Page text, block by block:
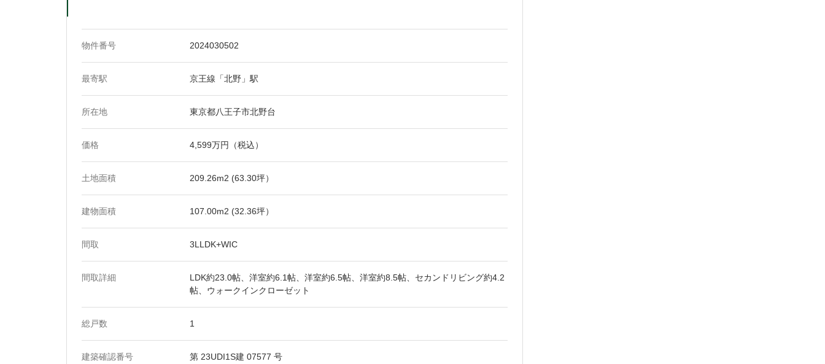
物件番号 2024030502
最寄駅 京王線「北野」駅
所在地 東京都八王子市北野台
価格 4,599万円（税込）
土地面積 209.26m2 (63.30坪）
建物面積 107.00m2 (32.36坪）
間取 3LLDK+WIC
間取詳細
LDK約23.0帖、洋室約6.1帖、洋室約6.5帖、洋室約8.5帖、セカンドリビング約4.2
帖、ウォークインクローゼット
総戸数 1
建築確認番号 第 23UDI1S建 07577 号